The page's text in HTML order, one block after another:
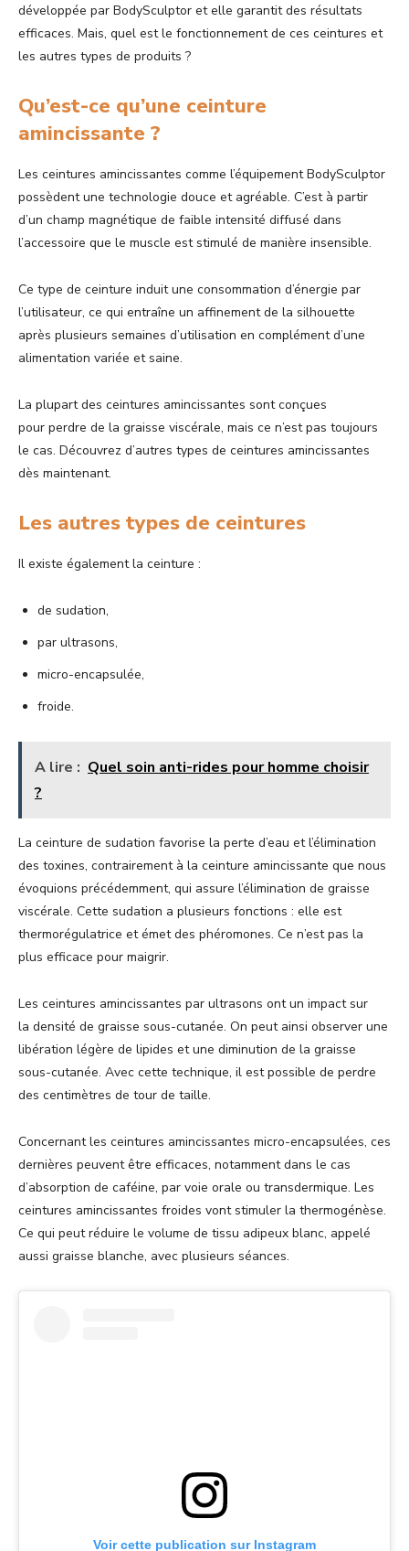
développée par BodySculptor et elle garantit des résultats
efficaces. Mais, quel est le fonctionnement de ces ceintures et
les autres types de produits ?
Qu’est-ce qu’une ceinture
amincissante ?
Les ceintures amincissantes comme l’équipement BodySculptor
possèdent une technologie douce et agréable. C’est à partir
d’un champ magnétique de faible intensité diffusé dans
l’accessoire que le muscle est stimulé de manière insensible.
Ce type de ceinture induit une consommation d’énergie par
l’utilisateur, ce qui entraîne un affinement de la silhouette
après plusieurs semaines d’utilisation en complément d’une
alimentation variée et saine.
La plupart des ceintures amincissantes sont conçues
pour perdre de la graisse viscérale, mais ce n’est pas toujours
le cas. Découvrez d’autres types de ceintures amincissantes
dès maintenant.
Les autres types de ceintures
Il existe également la ceinture :
de sudation,
par ultrasons,
micro-encapsulée,
froide.
A lire : Quel soin anti-rides pour homme choisir
?
La ceinture de sudation favorise la perte d’eau et l’élimination
des toxines, contrairement à la ceinture amincissante que nous
évoquions précédemment, qui assure l’élimination de graisse
viscérale. Cette sudation a plusieurs fonctions : elle est
thermorégulatrice et émet des phéromones. Ce n’est pas la
plus efficace pour maigrir.
Les ceintures amincissantes par ultrasons ont un impact sur
la densité de graisse sous-cutanée. On peut ainsi observer une
libération légère de lipides et une diminution de la graisse
sous-cutanée. Avec cette technique, il est possible de perdre
des centimètres de tour de taille.
Concernant les ceintures amincissantes micro-encapsulées, ces
dernières peuvent être efficaces, notamment dans le cas
d’absorption de caféine, par voie orale ou transdermique. Les
ceintures amincissantes froides vont stimuler la thermogénèse.
Ce qui peut réduire le volume de tissu adipeux blanc, appelé
aussi graisse blanche, avec plusieurs séances.
Voir cette publication sur Instagram